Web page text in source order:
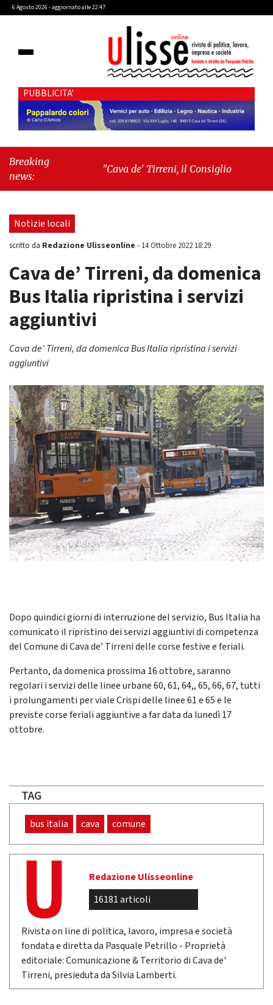
6 Agosto 2026 - aggiornato alle 22:47
PUBBLICITA'
Breaking
news:
"Cava de' Tirreni, il Consiglio comunale
Notizie locali
scritto da Redazione Ulisseonline - 14 Ottobre 2022 18:29
Cava de’ Tirreni, da domenica
Bus Italia ripristina i servizi
aggiuntivi
Cava de' Tirreni, da domenica Bus Italia ripristina i servizi
aggiuntivi
Dopo quindici giorni di interruzione del servizio, Bus Italia ha
comunicato il ripristino dei servizi aggiuntivi di competenza
del Comune di Cava de’ Tirreni delle corse festive e feriali.
Pertanto, da domenica prossima 16 ottobre, saranno
regolari i servizi delle linee urbane 60, 61, 64,, 65, 66, 67, tutti
i prolungamenti per viale Crispi delle linee 61 e 65 e le
previste corse feriali aggiuntive a far data da lunedì 17
ottobre.
TAG
bus italia cava comune
Redazione Ulisseonline
16181 articoli
Rivista on line di politica, lavoro, impresa e società
fondata e diretta da Pasquale Petrillo - Proprietà
editoriale: Comunicazione & Territorio di Cava de'
Tirreni, presieduta da Silvia Lamberti.